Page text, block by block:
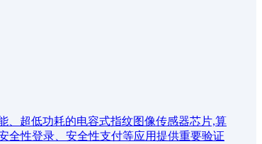
、超低功耗的电容式指纹图像传感器芯片,算
全性登录、安全性支付等应用提供重要验证